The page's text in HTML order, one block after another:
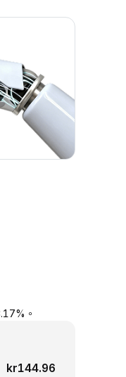
。
kr144.96